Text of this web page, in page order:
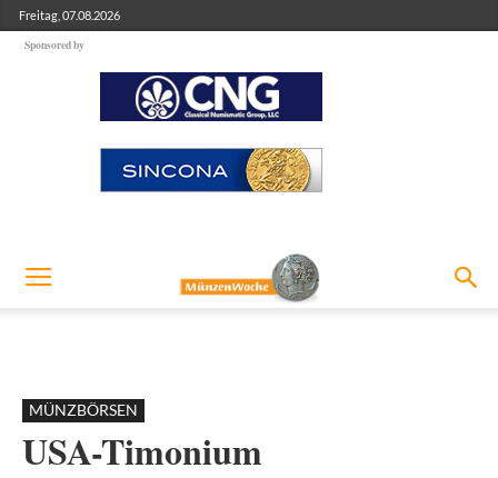
Freitag, 07.08.2026
Sponsored by
MÜNZBÖRSEN
USA-Timonium